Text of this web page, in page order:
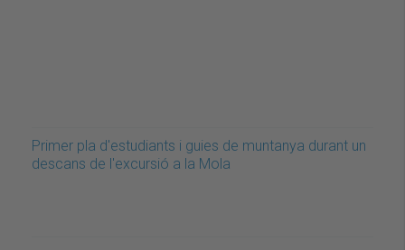
Primer pla d'estudiants i guies de muntanya durant un
descans de l'excursió a la Mola